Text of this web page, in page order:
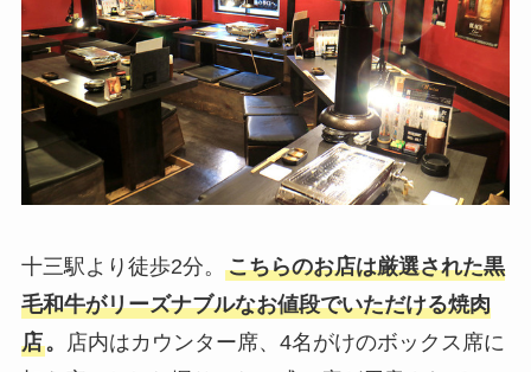
十三駅より徒歩2分。 こちらのお店は厳選された黒
毛和牛がリーズナブルなお値段でいただける焼肉
店。
店内はカウンター席、4名がけのボックス席に